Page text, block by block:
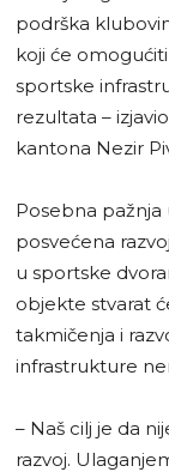
podrška
koji će
sportske
rezultata –
kantona Nezir
Posebna
posvećena
u sportske
objekte stvarat
takmičenja i
infrastrukture
– Naš cilj je da
razvoj.